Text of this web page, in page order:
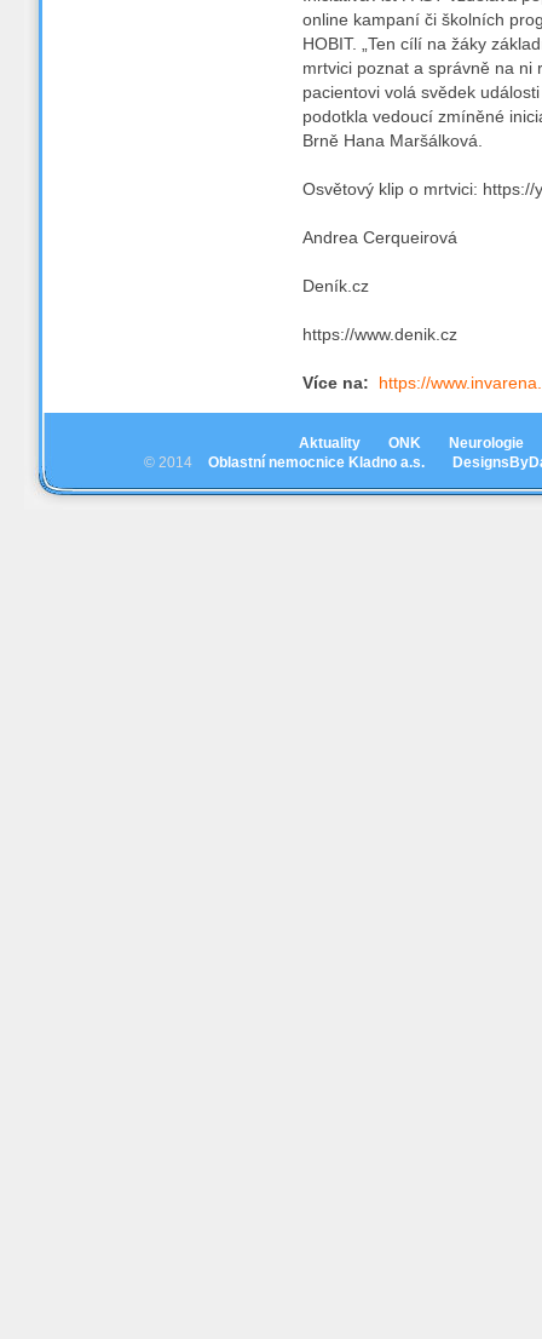
online kampaní či školních
HOBIT. „Ten cílí na žáky
mrtvici poznat a správně na ni
pacientovi volá svědek
podotkla vedoucí zmíněné
Brně Hana Maršálková.
Osvětový klip o mrtvici:
Andrea Cerqueirová
Deník.cz
https://www.denik.cz
Více na: https://
Aktuality ONK
Neurologie
© 2014
Oblastní nemocnice Kladno a.s.